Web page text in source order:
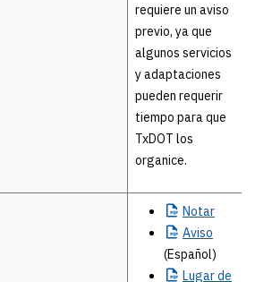
requiere un aviso
previo, ya que
algunos servicios
y adaptaciones
pueden requerir
tiempo para que
TxDOT los
organice.
Notar
Aviso
(Español)
Lugarde